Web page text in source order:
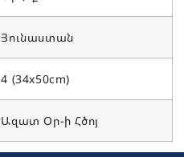
Յունաստան
4 (34x50cm)
Ազատ Օր-ի Հծոյ